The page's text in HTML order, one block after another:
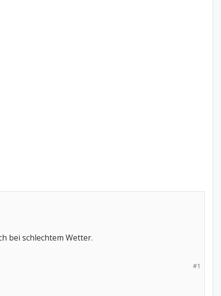
bei schlechtem Wetter.
#1